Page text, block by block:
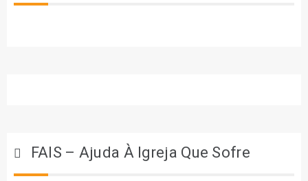
FAIS – Ajuda À Igreja Que Sofre